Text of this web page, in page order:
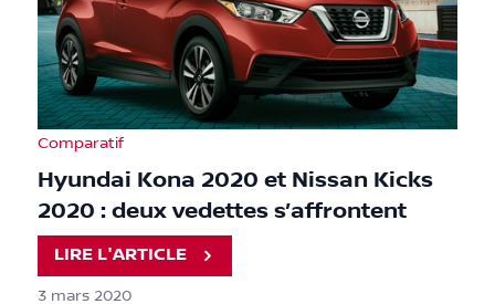
Comparatif
Hyundai Kona 2020 et Nissan Kicks
2020 : deux vedettes s’affrontent
LIRE L'ARTICLE
3 mars 2020